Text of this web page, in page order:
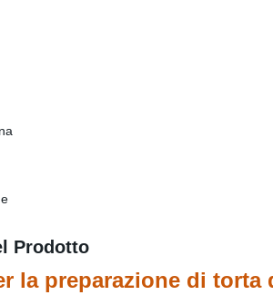
Prodotto
la preparazione di